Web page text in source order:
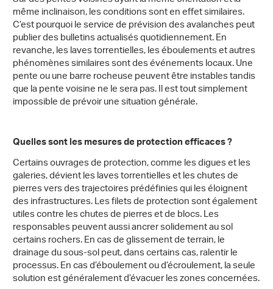
même inclinaison, les conditions sont en effet similaires.
C’est pourquoi le service de prévision des avalanches peut
publier des bulletins actualisés quotidiennement. En
revanche, les laves torrentielles, les éboulements et autres
phénomènes similaires sont des événements locaux. Une
pente ou une barre rocheuse peuvent être instables tandis
que la pente voisine ne le sera pas. Il est tout simplement
impossible de prévoir une situation générale.
Quelles sont les mesures de protection efficaces ?
Certains ouvrages de protection, comme les digues et les
galeries, dévient les laves torrentielles et les chutes de
pierres vers des trajectoires prédéfinies qui les éloignent
des infrastructures. Les filets de protection sont également
utiles contre les chutes de pierres et de blocs. Les
responsables peuvent aussi ancrer solidement au sol
certains rochers. En cas de glissement de terrain, le
drainage du sous-sol peut, dans certains cas, ralentir le
processus. En cas d’éboulement ou d’écroulement, la seule
solution est généralement d’évacuer les zones concernées.